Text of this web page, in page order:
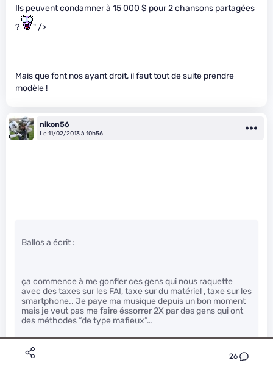
26
Ils peuvent condamner à 15 000 $ pour 2 chansons partagées
?
" />
Mais que font nos ayant droit, il faut tout de suite prendre
modèle !
nikon56
Le 11/02/2013 à 10h56
Ballos a écrit :
ça commence à me gonfler ces gens qui nous raquette
avec des taxes sur les FAI, taxe sur du matériel , taxe sur les
smartphone.. Je paye ma musique depuis un bon moment
mais je veut pas me faire éssorrer 2X par des gens qui ont
des méthodes “de type mafieux”…